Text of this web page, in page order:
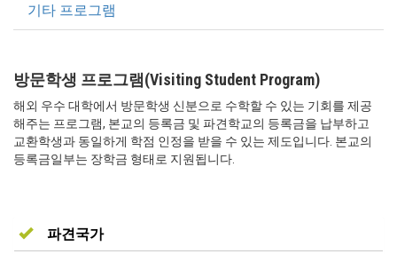
기타 프로그램
방문학생 프로그램(Visiting Student Program)
해외 우수 대학에서 방문학생 신분으로 수학할 수 있는 기회를 제공
해주는 프로그램, 본교의 등록금 및 파견학교의 등록금을 납부하고
교환학생과 동일하게 학점 인정을 받을 수 있는 제도입니다. 본교의
등록금일부는 장학금 형태로 지원됩니다.
파견국가